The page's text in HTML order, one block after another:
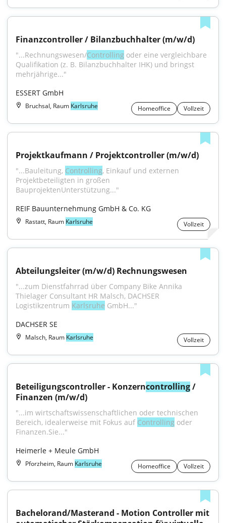
Finanzcontroller / Bilanzbuchhalter (m/w/d)
"...Rechnungswesen/Controlling oder eine vergleichbare
Qualifikation (z. B. Bilanzbuchhalter IHK) und bringst
mehrjährige..."
ESSERT GmbH
Bruchsal, Raum Karlsruhe Homeoffice Vollzeit
Projektkaufmann / Projektcontroller (m/w/d)
"...Bauleitung, Controlling, Einkauf und externen
Projektbeteiligten in großen
BauprojektenUnterstützung..."
REIF Bauunternehmung GmbH & Co. KG
Rastatt, Raum Karlsruhe Vollzeit
Abteilungsleiter (m/w/d) Rechnungswesen
"...zum Dienstfahrrad über Company Bike Annika
Thielager Consultant HR Malsch, DACHSER
Logistikzentrum Karlsruhe GmbH..."
DACHSER SE
Malsch, Raum Karlsruhe Vollzeit
Beteiligungscontroller - Konzerncontrolling /
Finanzen (m/w/d)
"...im wirtschaftswissenschaftlichen oder technischen
Bereich, idealerweise mit Fokus auf Controlling oder
Finanzen.Sie..."
Heimerle + Meule GmbH
Pforzheim, Raum Karlsruhe Homeoffice Vollzeit
Bachelorand/Masterand - Motion Controller mit